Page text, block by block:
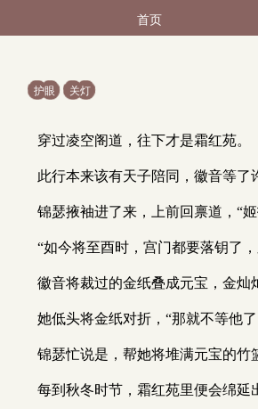
首页
护眼 关灯
穿过凌空阁道，往下才是霜红苑。
此行本来该有天子陪同，徽音等了
锦瑟掖袖进了来，上前回禀道，“
“如今将至酉时，宫门都要落钥了
徽音将裁过的金纸叠成元宝，金
她低头将金纸对折，“那就不等他
锦瑟忙说是，帮她将堆满元宝的竹
每到秋冬时节，霜红苑里便会绵